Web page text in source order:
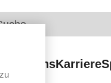
über unsKarriere